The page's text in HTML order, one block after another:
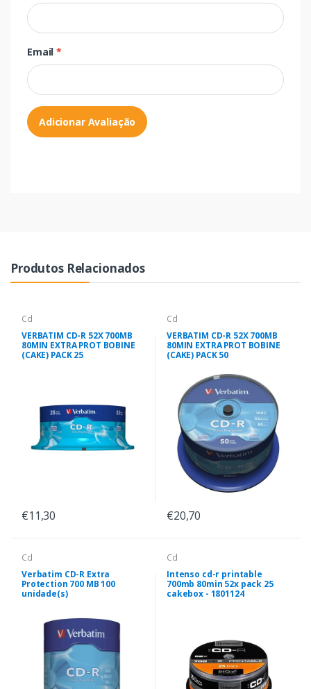
Email*
Adicionar Avaliação
Produtos Relacionados
Cd
VERBATIM CD-R 52X 700MB
80MIN EXTRA PROT BOBINE
(CAKE) PACK 25
€11,30
Cd
VERBATIM CD-R 52X 700MB
80MIN EXTRA PROT BOBINE
(CAKE) PACK 50
€20,70
Cd
Verbatim CD-R Extra
Protection 700 MB 100
unidade(s)
Cd
Intenso cd-r printable
700mb 80min 52x pack 25
cakebox - 1801124